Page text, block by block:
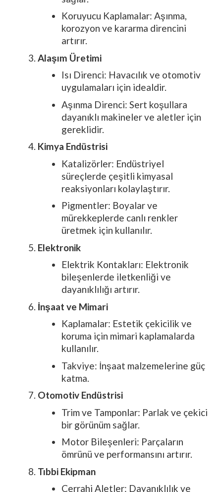
Koruyucu Kaplamalar: Aşınma,
korozyon ve kararma direncini
artırır.
Alaşım Üretimi
Isı Direnci: Havacılık ve otomotiv
uygulamaları için idealdir.
Aşınma Direnci: Sert koşullara
dayanıklı makineler ve aletler için
gereklidir.
Kimya Endüstrisi
Katalizörler: Endüstriyel
süreçlerde çeşitli kimyasal
reaksiyonları kolaylaştırır.
Pigmentler: Boyalar ve
mürekkeplerde canlı renkler
üretmek için kullanılır.
Elektronik
Elektrik Kontakları: Elektronik
bileşenlerde iletkenliği ve
dayanıklılığı artırır.
İnşaat ve Mimari
Kaplamalar: Estetik çekicilik ve
koruma için mimari kaplamalarda
kullanılır.
Takviye: İnşaat malzemelerine güç
katma.
Otomotiv Endüstrisi
Trim ve Tamponlar: Parlak ve çekici
bir görünüm sağlar.
Motor Bileşenleri: Parçaların
ömrünü ve performansını artırır.
Tıbbi Ekipman
Cerrahi Aletler: Dayanıklılık ve